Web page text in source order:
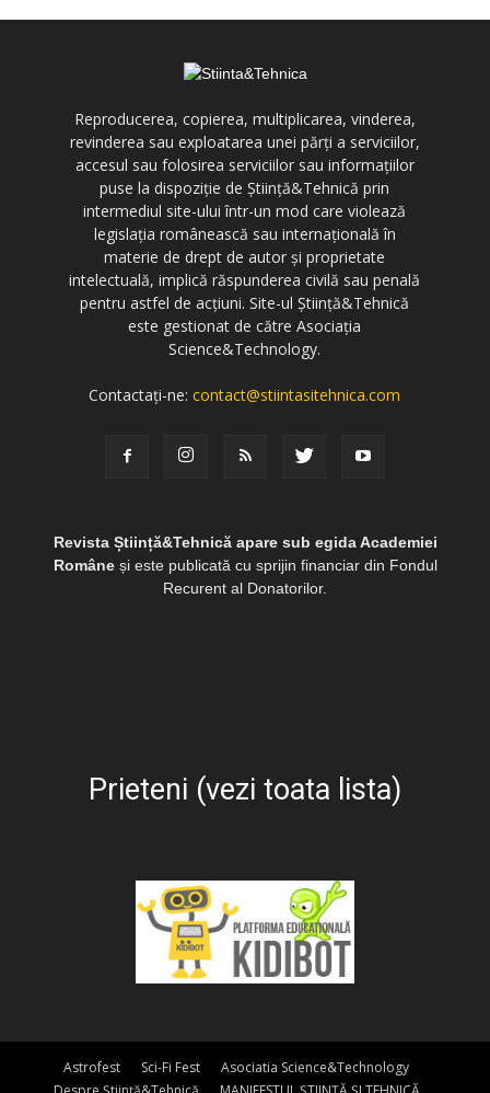
Reproducerea, copierea, multiplicarea, vinderea,
revinderea sau exploatarea unei părți a serviciilor,
accesul sau folosirea serviciilor sau informațiilor
puse la dispoziție de Știință&Tehnică prin
intermediul site-ului într-un mod care violează
legislația românească sau internațională în
materie de drept de autor și proprietate
intelectuală, implică răspunderea civilă sau penală
pentru astfel de acțiuni. Site-ul Știință&Tehnică
este gestionat de către Asociația
Science&Technology.
Contactați-ne:contact@stiintasitehnica.com
Revista Știință&Tehnică apare sub egida Academiei
Româneși este publicată cu sprijin financiar din Fondul
Recurent al Donatorilor.
Prieteni (vezi toata lista)
Astrofest Sci-Fi Fest
Asociatia Science&Technology